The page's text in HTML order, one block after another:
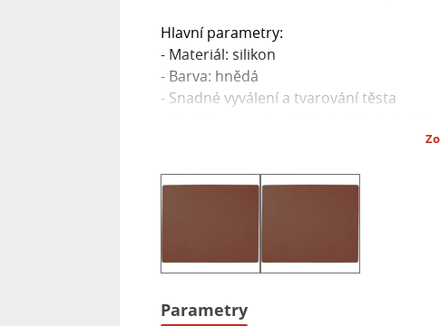
Hlavní parametry:
- Materiál: silikon
- Barva: hnědá
- Snadné vyválení a tvarování těsta
- Hladký povrch minimalizuje potřebu
Parametry